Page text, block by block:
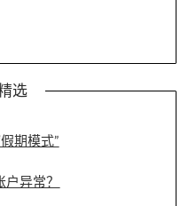
选
期模式”
异常？